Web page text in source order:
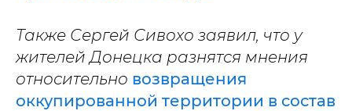
Также Сергей Сивохо заявил, что у
жителей Донецка разнятся мнения
относительно возвращения
оккупированной территории в состав